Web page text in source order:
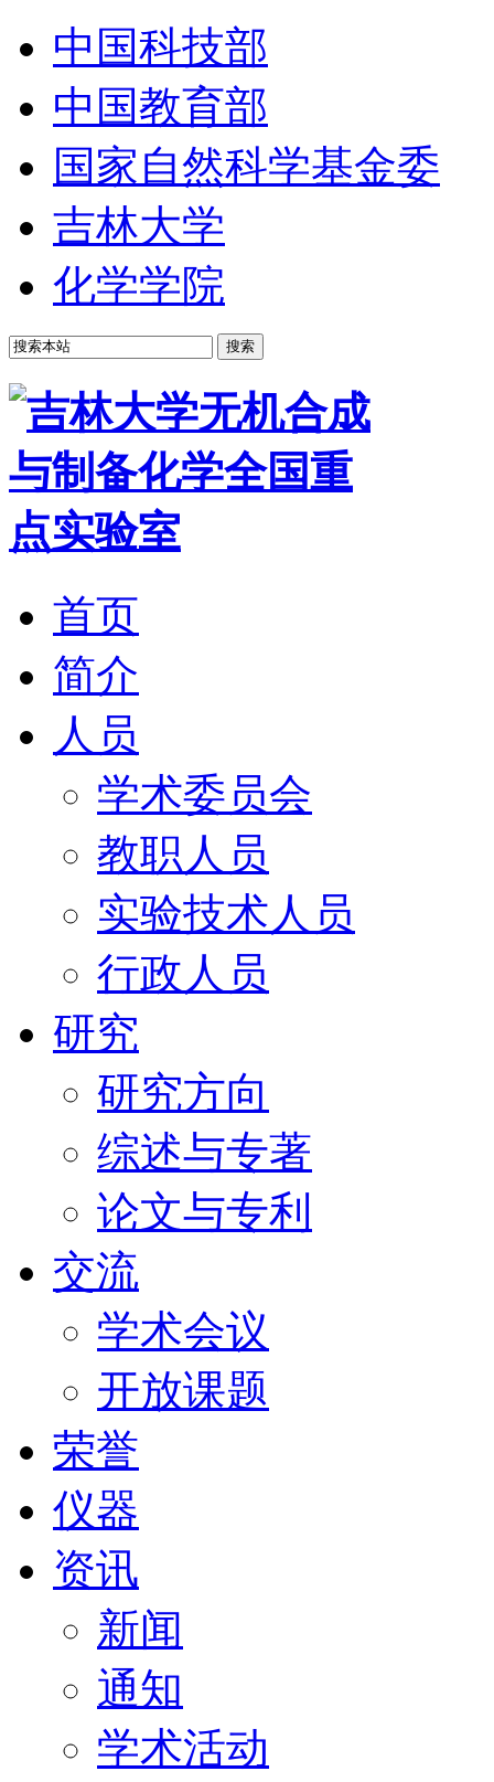
中国科技部
中国教育部
国家自然科学基金委
吉林大学
化学学院
首页
简介
人员
学术委员会
教职人员
实验技术人员
行政人员
研究
研究方向
综述与专著
论文与专利
交流
学术会议
开放课题
荣誉
仪器
资讯
新闻
通知
学术活动